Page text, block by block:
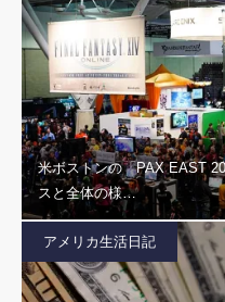
米ボストンの「PAX EAST
スと全体の様…
アメリカ生活日記